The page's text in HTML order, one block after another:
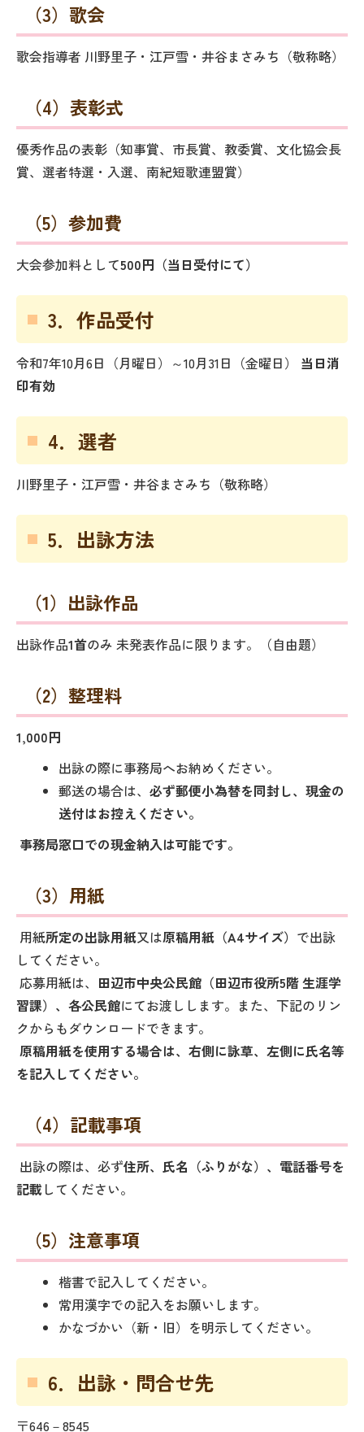
（3）歌会
歌会指導者 川野里子・江戸雪・井谷まさみち（敬称略）
（4）表彰式
優秀作品の表彰（知事賞、市長賞、教委賞、文化協会長
賞、選者特選・入選、南紀短歌連盟賞）
（5）参加費
大会参加料として500円（当日受付にて）
3．作品受付
令和7年10月6日（月曜日）～10月31日（金曜日） 当日消
印有効
4．選者
川野里子・江戸雪・井谷まさみち（敬称略）
5．出詠方法
（1）出詠作品
出詠作品1首のみ 未発表作品に限ります。（自由題）
（2）整理料
1,000円
出詠の際に事務局へお納めください。
郵送の場合は、必ず郵便小為替を同封し、現金の
送付はお控えください。
事務局窓口での現金納入は可能です。
（3）用紙
用紙所定の出詠用紙又は原稿用紙（A4サイズ） で出詠
してください。
応募用紙は、 田辺市中央公民館（田辺市役所5階 生涯学
習課）、各公民館にてお渡しします。また、下記のリン
クからもダウンロードできます。
原稿用紙を使用する場合は、右側に詠草、左側に氏名等
を記入してください。
（4）記載事項
出詠の際は、必ず住所、氏名（ふりがな）、電話番号を
記載してください。
（5）注意事項
楷書で記入してください。
常用漢字での記入をお願いします。
かなづかい（新・旧）を明示してください。
6．出詠・問合せ先
〒646－8545